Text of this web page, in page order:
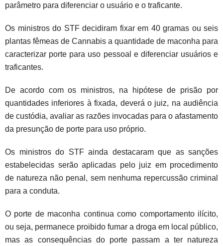
parâmetro para diferenciar o usuário e o traficante.
Os ministros do STF decidiram fixar em 40 gramas ou seis
plantas fêmeas de Cannabis a quantidade de maconha para
caracterizar porte para uso pessoal e diferenciar usuários e
traficantes.
De acordo com os ministros, na hipótese de prisão por
quantidades inferiores à fixada, deverá o juiz, na audiência
de custódia, avaliar as razões invocadas para o afastamento
da presunção de porte para uso próprio.
Os ministros do STF ainda destacaram que as sanções
estabelecidas serão aplicadas pelo juiz em procedimento
de natureza não penal, sem nenhuma repercussão criminal
para a conduta.
O porte de maconha continua como comportamento ilícito,
ou seja, permanece proibido fumar a droga em local público,
mas as consequências do porte passam a ter natureza